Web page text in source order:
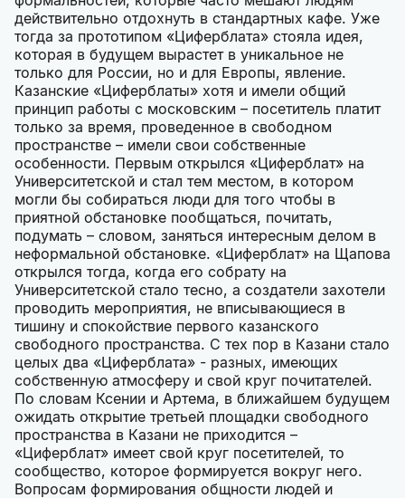
действительно отдохнуть в стандартных кафе. Уже
тогда за прототипом «Циферблата» стояла идея,
которая в будущем вырастет в уникальное не
только для России, но и для Европы, явление.
Казанские «Циферблаты» хотя и имели общий
принцип работы с московским – посетитель платит
только за время, проведенное в свободном
пространстве – имели свои собственные
особенности. Первым открылся «Циферблат» на
Университетской и стал тем местом, в котором
могли бы собираться люди для того чтобы в
приятной обстановке пообщаться, почитать,
подумать – словом, заняться интересным делом в
неформальной обстановке. «Циферблат» на Щапова
открылся тогда, когда его собрату на
Университетской стало тесно, а создатели захотели
проводить мероприятия, не вписывающиеся в
тишину и спокойствие первого казанского
свободного пространства. С тех пор в Казани стало
целых два «Циферблата» - разных, имеющих
собственную атмосферу и свой круг почитателей.
По словам Ксении и Артема, в ближайшем будущем
ожидать открытие третьей площадки свободного
пространства в Казани не приходится –
«Циферблат» имеет свой круг посетителей, то
сообщество, которое формируется вокруг него.
Вопросам формирования общности людей и